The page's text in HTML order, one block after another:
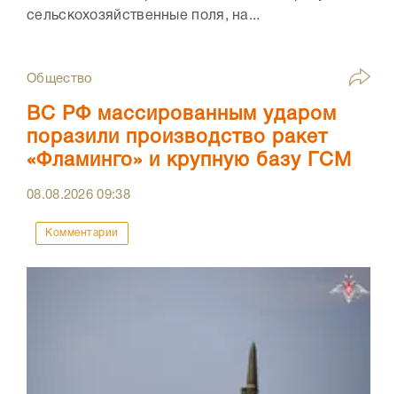
сельскохозяйственные поля, на...
Общество
ВС РФ массированным ударом
поразили производство ракет
«Фламинго» и крупную базу ГСМ
08.08.202609:38
Комментарии